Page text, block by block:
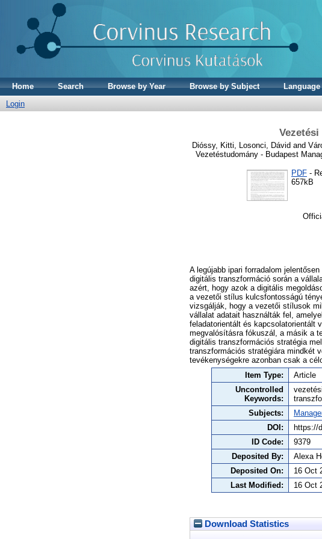
Home Search Browse by Year Browse by Subject
Language
Login
Dióssy, Kitti Losonci, Dávid and
Vezetéstudomány - Budapest
PDF -
657kB
A legújabb ipari forradalom
digitális transzformáció során a
azért, hogy azok a digitális
a vezetői stílus kulcsfontosságú
vizsgálják, hogy a vezetői stílusok
vállalat adatait használták fel,
feladatorientált és kapcsolatorientált
megvalósításra fókuszál, a másik a
digitális transzformációs stratégia
transzformációs stratégiára mindkét
tevékenységekre azonban csak a
Item Type:
Article
Uncontrolled
Keywords:
Subjects:
DOI:
https://
ID Code:
9379
Deposited By:
Alexa
Deposited On:
16 Oct
Last Modified:
16 Oct
Download Statistics